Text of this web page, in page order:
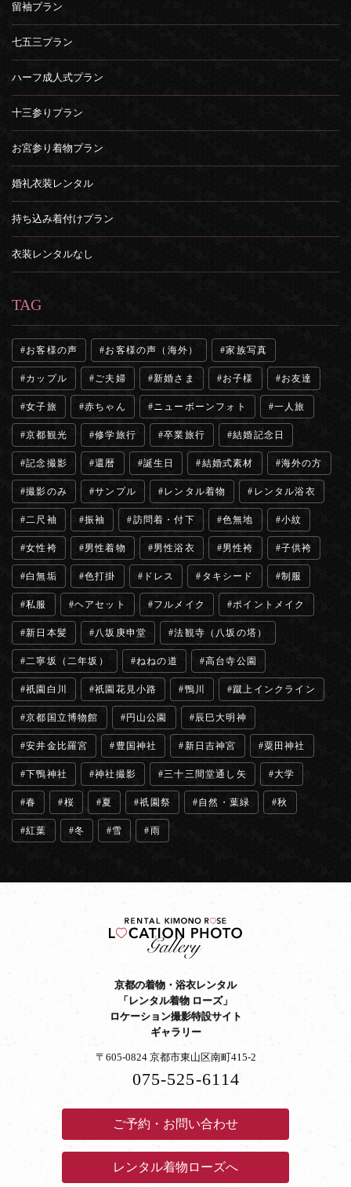
留袖プラン
七五三プラン
ハーフ成人式プラン
十三参りプラン
お宮参り着物プラン
婚礼衣装レンタル
持ち込み着付けプラン
衣装レンタルなし
TAG
お客様の声 お客様の声（海外） 家族写真
カップル ご夫婦 新婚さま お子様 お友達
女子旅 赤ちゃん ニューボーンフォト 一人旅
京都観光 修学旅行 卒業旅行 結婚記念日
記念撮影 還暦 誕生日 結婚式素材 海外の方
撮影のみ サンプル レンタル着物 レンタル浴衣
二尺袖 振袖 訪問着・付下 色無地 小紋
女性袴 男性着物 男性浴衣 男性袴 子供袴
白無垢 色打掛 ドレス タキシード 制服
私服 ヘアセット フルメイク ポイントメイク
新日本髪 八坂庚申堂 法観寺（八坂の塔）
二寧坂（二年坂） ねねの道 高台寺公園
祇園白川 祇園花見小路 鴨川 蹴上インクライン
京都国立博物館 円山公園 辰巳大明神
安井金比羅宮 豊国神社 新日吉神宮 粟田神社
下鴨神社 神社撮影 三十三間堂通し矢 大学
春 桜 夏 祇園祭 自然・葉緑 秋
紅葉 冬 雪 雨
京都の着物・浴衣レンタル
「レンタル着物 ローズ」
ロケーション撮影特設サイト
ギャラリー
〒605-0824 京都市東山区南町415-2
075-525-6114
ご予約・お問い合わせ
レンタル着物ローズへ